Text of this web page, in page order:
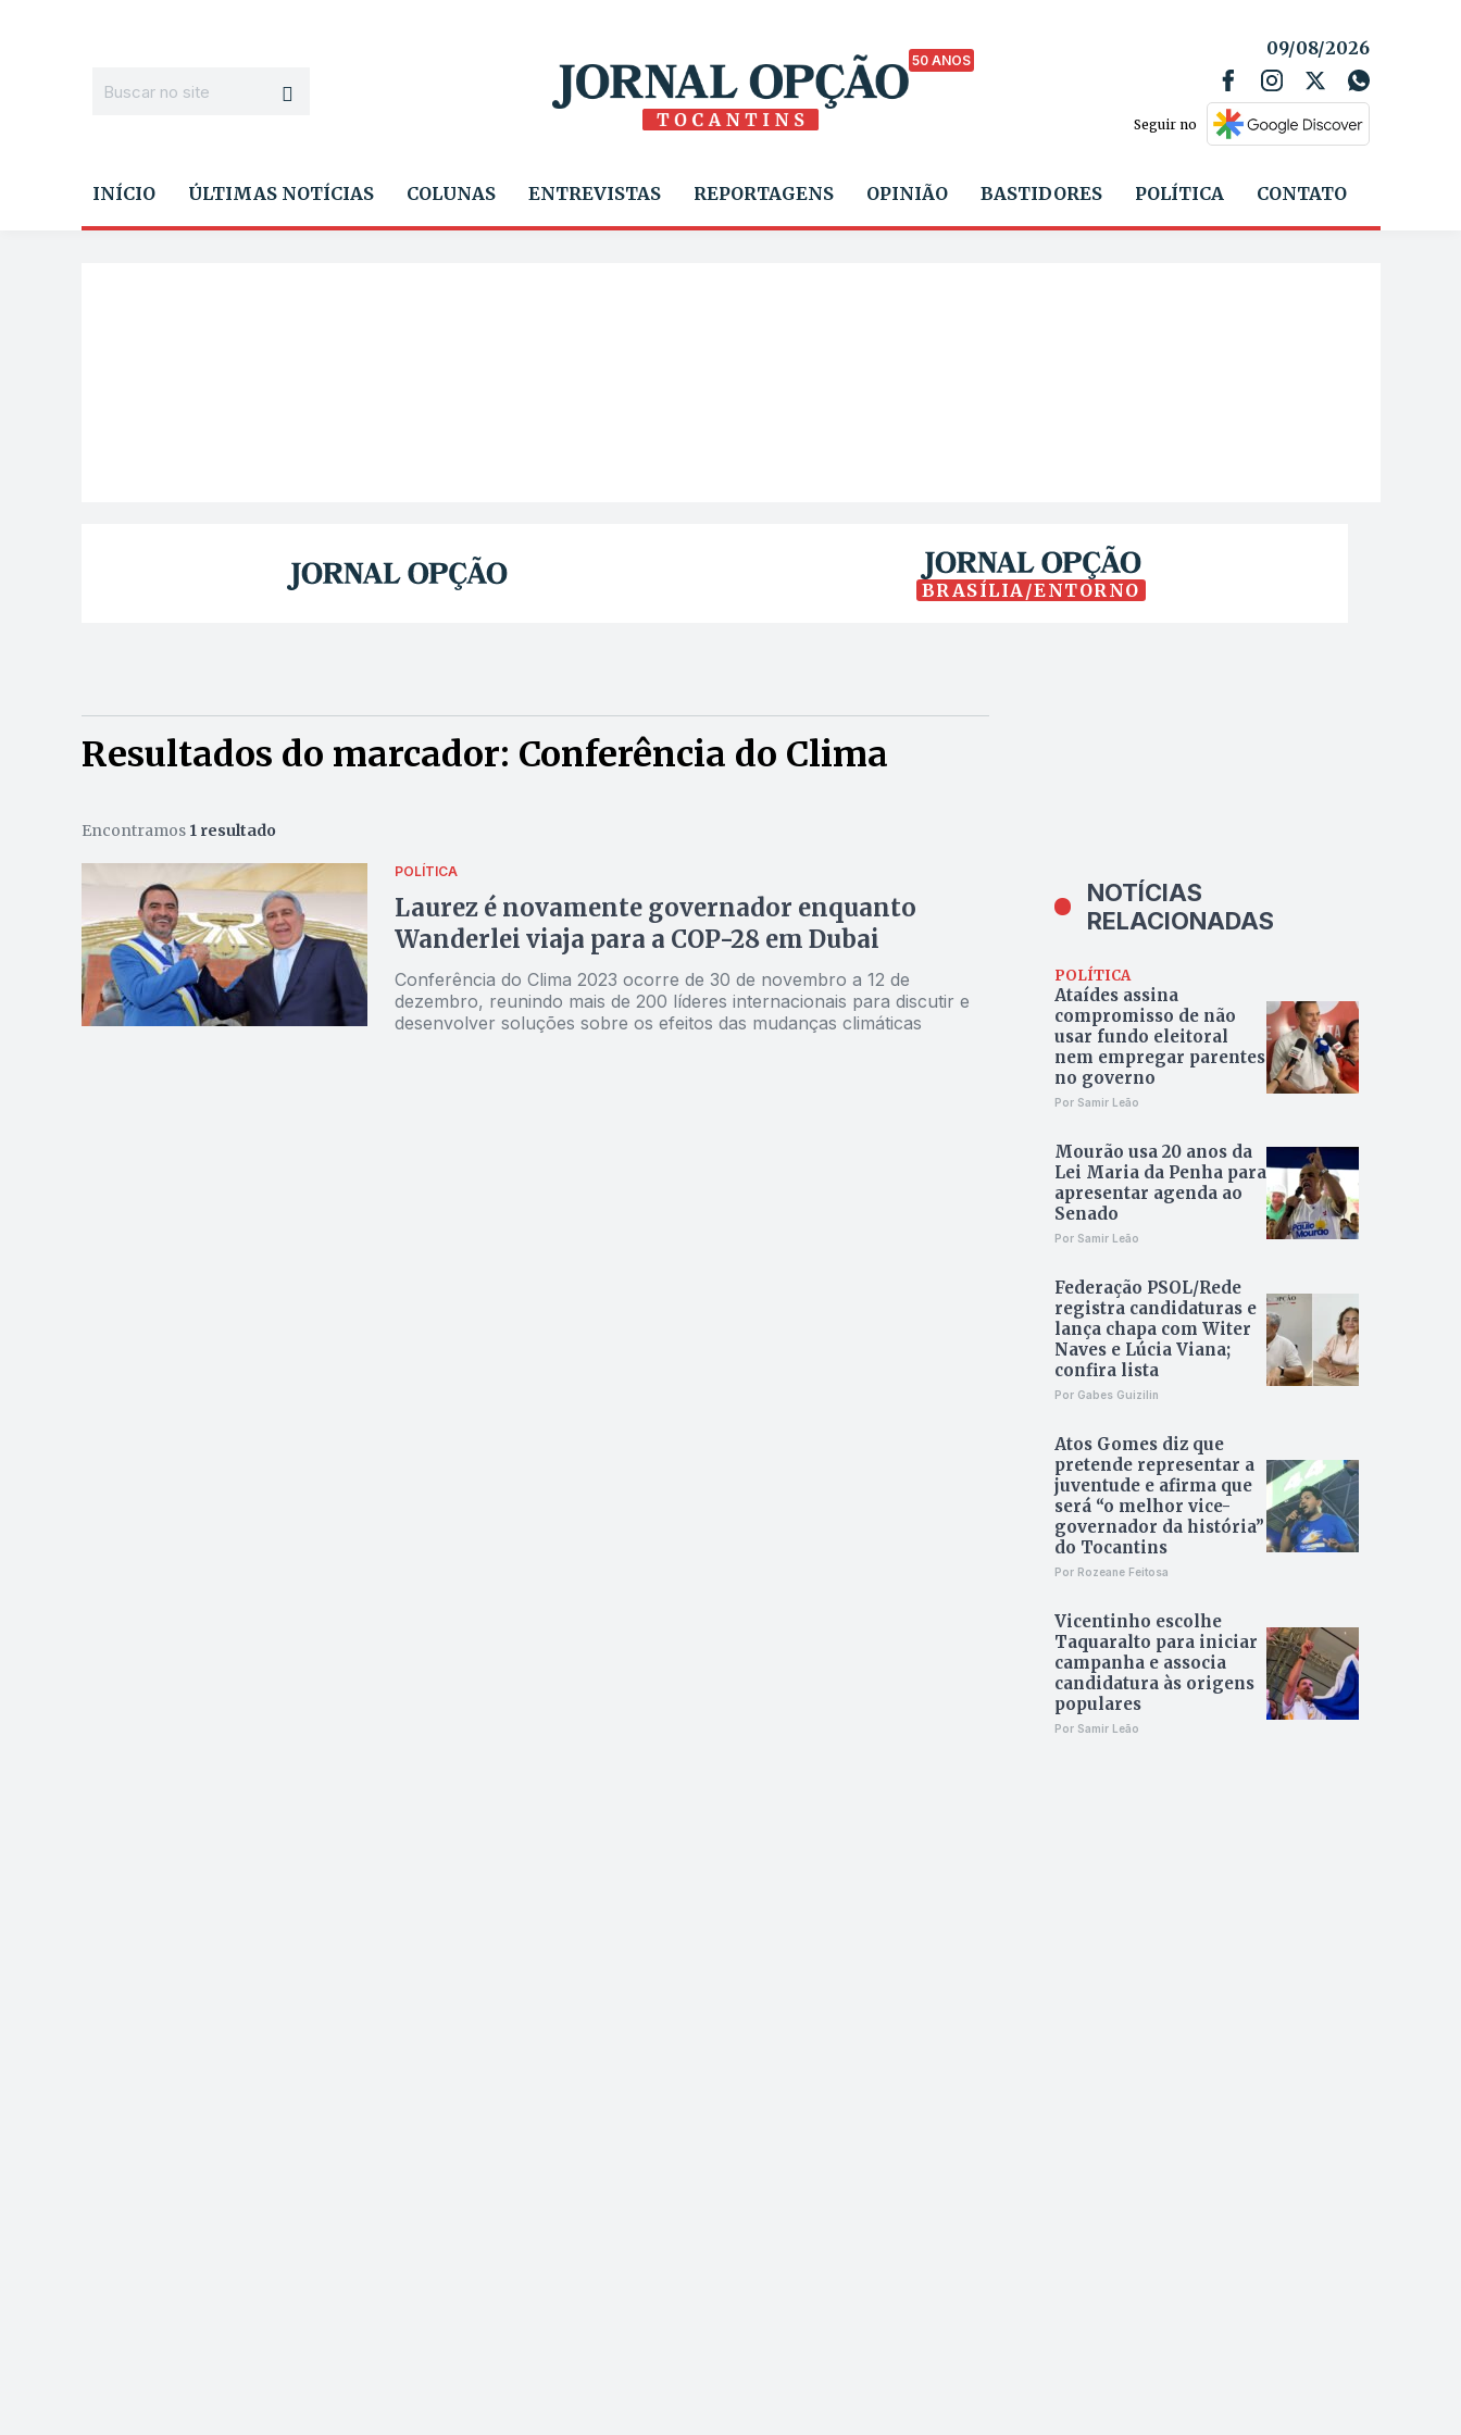
50 ANOS
09/08/2026
Seguir no
INÍCIO ÚLTIMAS NOTÍCIAS COLUNAS ENTREVISTAS REPORTAGENS OPINIÃO BASTIDORES POLÍTICA CONTATO
BRASÍLIA/ENTORNO
Resultados do marcador: Conferência do Clima
Encontramos 1 resultado
POLÍTICA
Laurez é novamente governador enquanto
Wanderlei viaja para a COP-28 em Dubai
Conferência do Clima 2023 ocorre de 30 de novembro a 12 de
dezembro, reunindo mais de 200 líderes internacionais para discutir e
desenvolver soluções sobre os efeitos das mudanças climáticas
NOTÍCIAS
RELACIONADAS
POLÍTICA
Ataídes assina
compromisso de não
usar fundo eleitoral
nem empregar parentes
no governo
Por Samir Leão
Mourão usa 20 anos da
Lei Maria da Penha para
apresentar agenda ao
Senado
Por Samir Leão
Federação PSOL/Rede
registra candidaturas e
lança chapa com Witer
Naves e Lúcia Viana;
confira lista
Por Gabes Guizilin
Atos Gomes diz que
pretende representar a
juventude e afirma que
será “o melhor vice-
governador da história”
do Tocantins
Por Rozeane Feitosa
Vicentinho escolhe
Taquaralto para iniciar
campanha e associa
candidatura às origens
populares
Por Samir Leão